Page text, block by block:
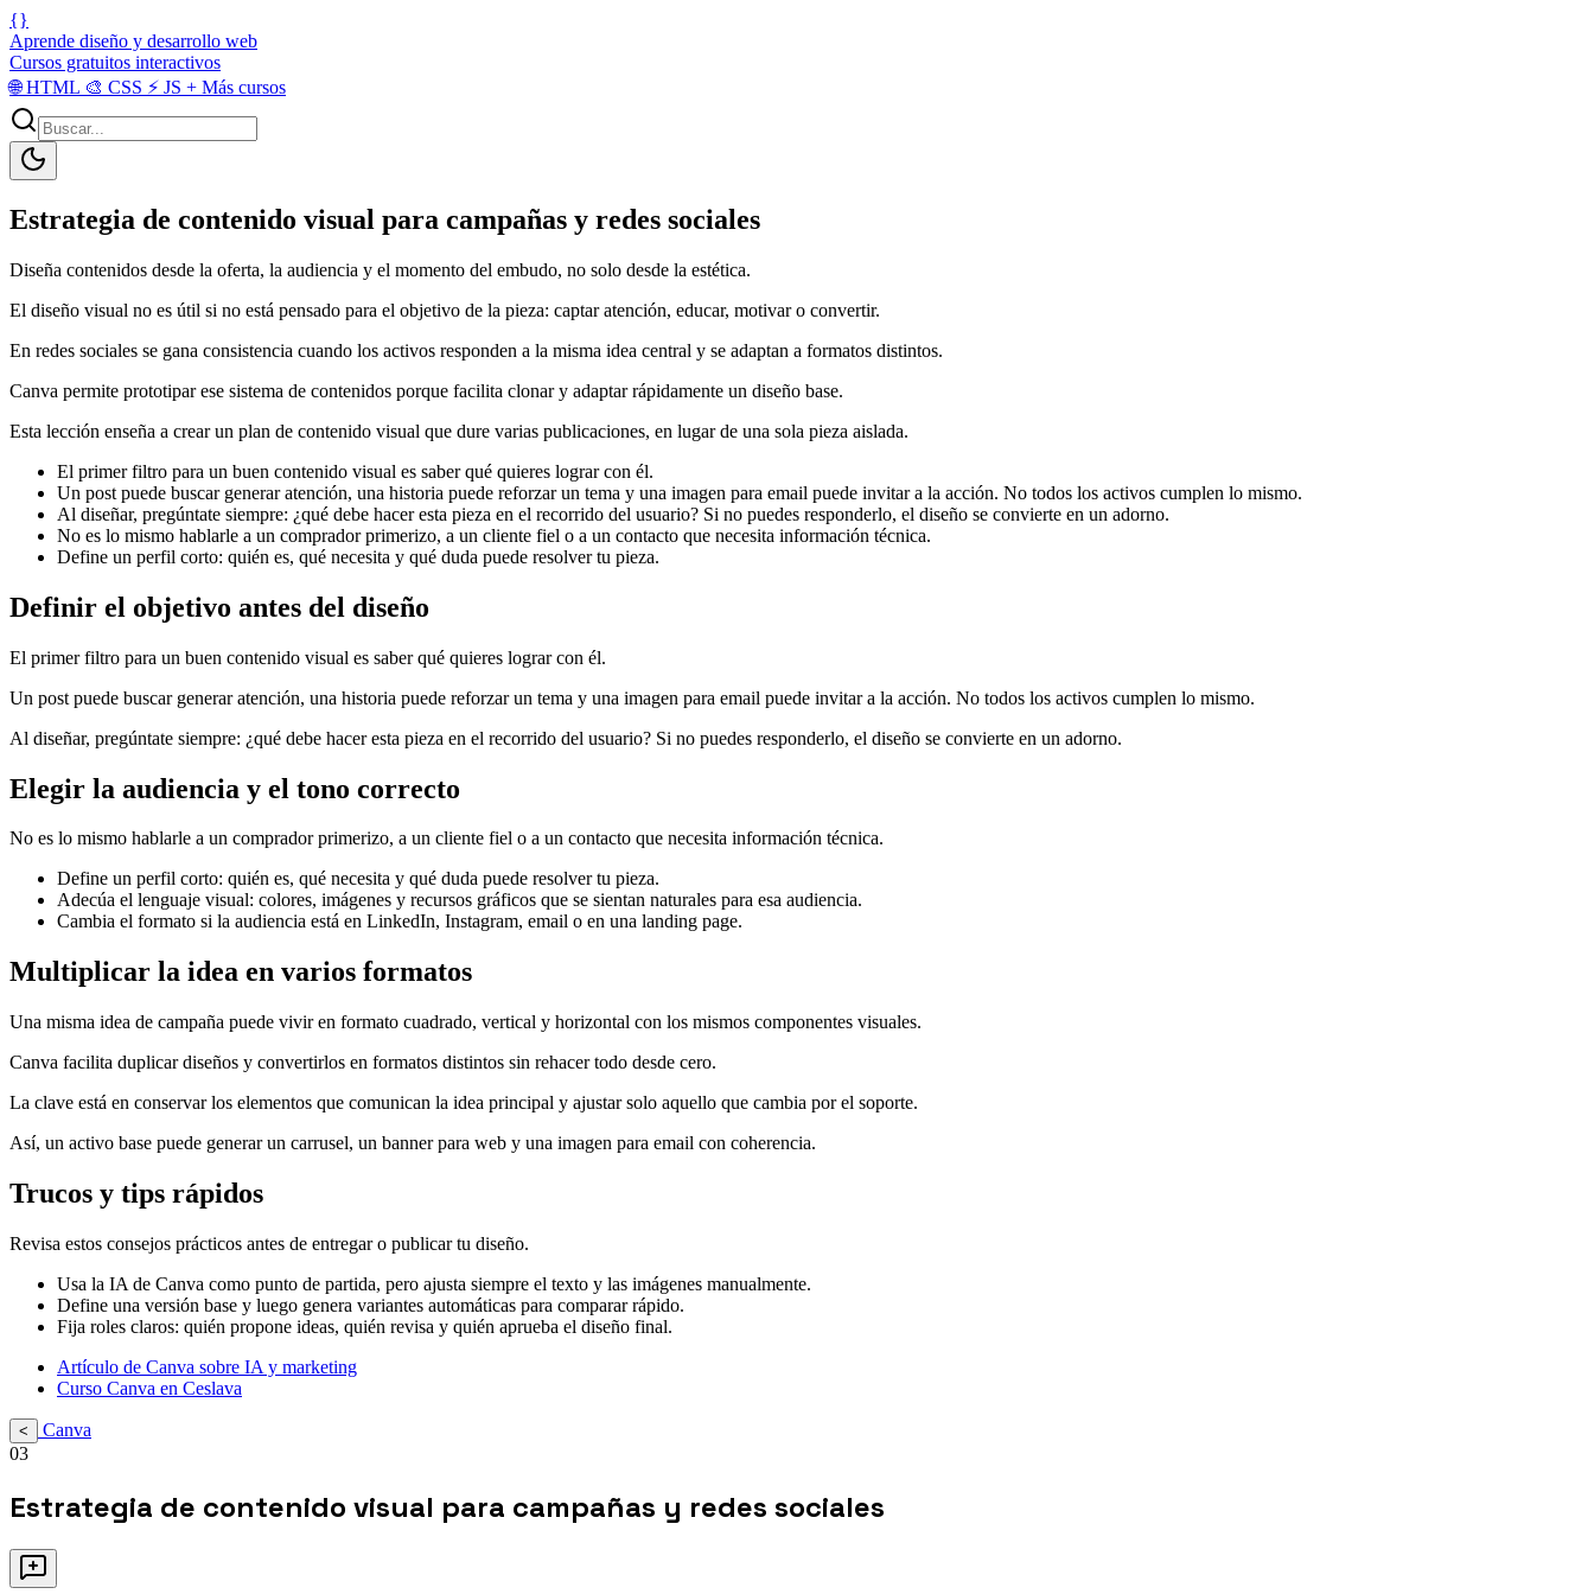
{}
Aprende diseño y desarrollo web
Cursos gratuitos interactivos
🌐HTML 🎨 CSS ⚡ JS + Más cursos
Estrategia de contenido visual para campañas y redes sociales
Diseña contenidos desde la oferta, la audiencia y el momento del embudo, no solo desde la estética.
El diseño visual no es útil si no está pensado para el objetivo de la pieza: captar atención, educar, motivar o convertir.
En redes sociales se gana consistencia cuando los activos responden a la misma idea central y se adaptan a formatos distintos.
Canva permite prototipar ese sistema de contenidos porque facilita clonar y adaptar rápidamente un diseño base.
Esta lección enseña a crear un plan de contenido visual que dure varias publicaciones, en lugar de una sola pieza aislada.
El primer filtro para un buen contenido visual es saber qué quieres lograr con él.
Un post puede buscar generar atención, una historia puede reforzar un tema y una imagen para email puede invitar a la acción. No todos los activos cumplen lo mismo.
Al diseñar, pregúntate siempre: ¿qué debe hacer esta pieza en el recorrido del usuario? Si no puedes responderlo, el diseño se convierte en un adorno.
No es lo mismo hablarle a un comprador primerizo, a un cliente fiel o a un contacto que necesita información técnica.
Define un perfil corto: quién es, qué necesita y qué duda puede resolver tu pieza.
Definir el objetivo antes del diseño
El primer filtro para un buen contenido visual es saber qué quieres lograr con él.
Un post puede buscar generar atención, una historia puede reforzar un tema y una imagen para email puede invitar a la acción. No todos los activos cumplen lo mismo.
Al diseñar, pregúntate siempre: ¿qué debe hacer esta pieza en el recorrido del usuario? Si no puedes responderlo, el diseño se convierte en un adorno.
Elegir la audiencia y el tono correcto
No es lo mismo hablarle a un comprador primerizo, a un cliente fiel o a un contacto que necesita información técnica.
Define un perfil corto: quién es, qué necesita y qué duda puede resolver tu pieza.
Adecúa el lenguaje visual: colores, imágenes y recursos gráficos que se sientan naturales para esa audiencia.
Cambia el formato si la audiencia está en LinkedIn, Instagram, email o en una landing page.
Multiplicar la idea en varios formatos
Una misma idea de campaña puede vivir en formato cuadrado, vertical y horizontal con los mismos componentes visuales.
Canva facilita duplicar diseños y convertirlos en formatos distintos sin rehacer todo desde cero.
La clave está en conservar los elementos que comunican la idea principal y ajustar solo aquello que cambia por el soporte.
Así, un activo base puede generar un carrusel, un banner para web y una imagen para email con coherencia.
Trucos y tips rápidos
Revisa estos consejos prácticos antes de entregar o publicar tu diseño.
Usa la IA de Canva como punto de partida, pero ajusta siempre el texto y las imágenes manualmente.
Define una versión base y luego genera variantes automáticas para comparar rápido.
Fija roles claros: quién propone ideas, quién revisa y quién aprueba el diseño final.
Artículo de Canva sobre IA y marketing
Curso Canva en Ceslava
<
Canva
03
Estrategia de contenido visual para campañas y redes sociales